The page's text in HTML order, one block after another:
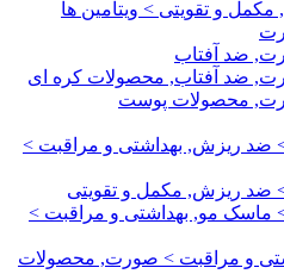
و تقویتی > ویتامین ها
ضد آفتاب
ضد آفتاب, محصولات کره ای
محصولات پوست
ضد ریزش, بهداشتی و مراقبت >
ضد ریزش, مکمل و تقویتی
ماسک مو, بهداشتی و مراقبت >
و مراقبت > صورت, محصولات